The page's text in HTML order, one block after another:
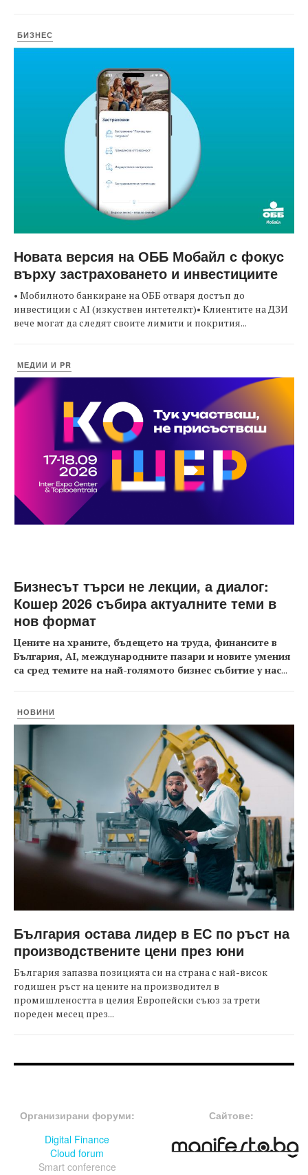
БИЗНЕС
Новата версия на ОББ Мобайл с фокус
върху застраховането и инвестициите
• Мобилното банкиране на ОББ отваря достъп до
инвестиции с AI (изкуствен интетелкт)• Клиентите на ДЗИ
вече могат да следят своите лимити и покрития...
МЕДИИ И PR
Бизнесът търси не лекции, а диалог:
Кошер 2026 събира актуалните теми в
нов формат
Цените на храните, бъдещето на труда, финансите в
България, AI, международните пазари и новите умения
са сред темите на най-голямото бизнес събитие у нас...
НОВИНИ
България остава лидер в ЕС по ръст на
производствените цени през юни
България запазва позицията си на страна с най-висок
годишен ръст на цените на производител в
промишлеността в целия Европейски съюз за трети
пореден месец през...
Организирани форуми:
Digital Finance
Cloud forum
Smart conference
Сайтове: